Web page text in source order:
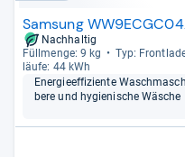
Samsung
Nachhaltig
Füll­menge: 9 kg
Typ:
läufe: 44 kWh
Ener­gie­ef­fi­zi­ente
bere und hygie­ni­sche Wäsche